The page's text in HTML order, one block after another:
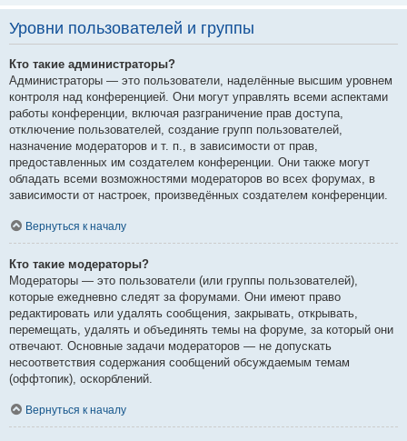
Уровни пользователей и группы
Кто такие администраторы?
Администраторы — это пользователи, наделённые высшим уровнем
контроля над конференцией. Они могут управлять всеми аспектами
работы конференции, включая разграничение прав доступа,
отключение пользователей, создание групп пользователей,
назначение модераторов и т. п., в зависимости от прав,
предоставленных им создателем конференции. Они также могут
обладать всеми возможностями модераторов во всех форумах, в
зависимости от настроек, произведённых создателем конференции.
Вернуться к началу
Кто такие модераторы?
Модераторы — это пользователи (или группы пользователей),
которые ежедневно следят за форумами. Они имеют право
редактировать или удалять сообщения, закрывать, открывать,
перемещать, удалять и объединять темы на форуме, за который они
отвечают. Основные задачи модераторов — не допускать
несоответствия содержания сообщений обсуждаемым темам
(оффтопик), оскорблений.
Вернуться к началу